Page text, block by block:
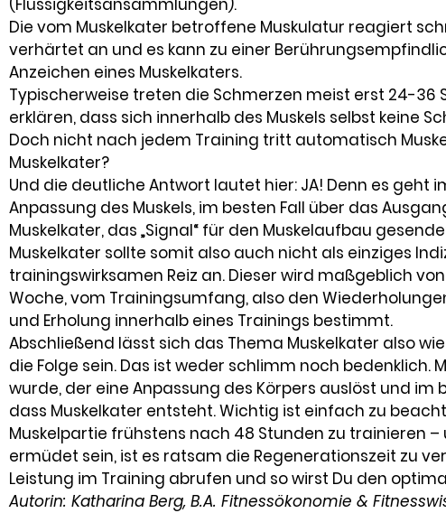
(Flüssigkeitsansammlungen).
Die vom Muskelkater betroffene Muskulatur reagiert
verhärtet an und es kann zu einer
Anzeichen eines Muskelkaters.
Typischerweise treten die Schmerzen meist erst 24-
erklären, dass sich innerhalb des Muskels selbst keine
Doch nicht nach jedem Training tritt automatisch
Muskelkater?
Und die deutliche Antwort lautet hier: JA! Denn es geht
Anpassung des Muskels, im besten Fall über das
Muskelkater, das „Signal“ für den Muskelaufbau
Muskelkater sollte somit also auch nicht als einziges
trainingswirksamen Reiz an. Dieser wird maßgeblich
Woche, vom Trainingsumfang, also den
und Erholung innerhalb eines Trainings bestimmt.
Abschließend lässt sich das Thema Muskelkater also
die Folge sein. Das ist weder schlimm noch bedenklich.
wurde, der eine Anpassung des Körpers auslöst und
dass Muskelkater entsteht. Wichtig ist einfach zu
Muskelpartie frühstens nach 48 Stunden zu trainieren
ermüdet sein, ist es ratsam die Regenerationszeit zu
Leistung im Training abrufen und so wirst Du den
Autorin: Katharina Berg, B.A. Fitnessökonomie &